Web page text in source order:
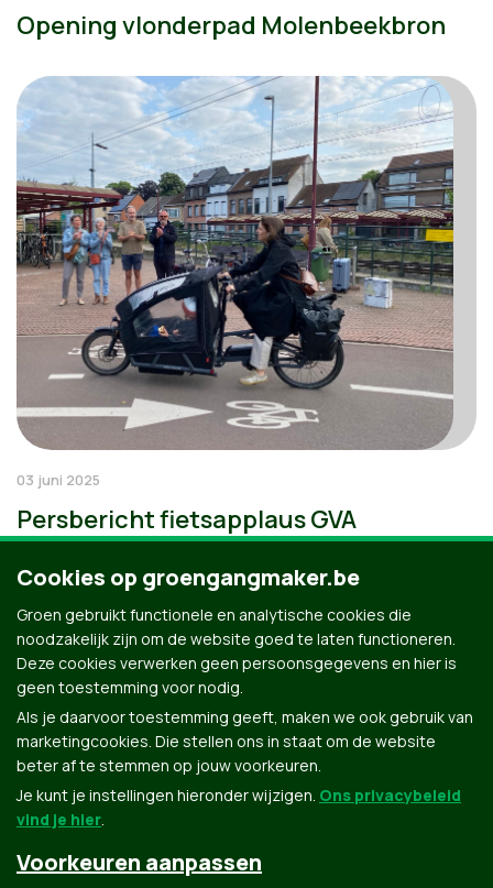
Opening vlonderpad Molenbeekbron
03 juni 2025
Persbericht fietsapplaus GVA
Groen.be
Cookies op groengangmaker.be
Groen gebruikt functionele en analytische cookies die
noodzakelijk zijn om de website goed te laten functioneren.
Deze cookies verwerken geen persoonsgegevens en hier is
geen toestemming voor nodig.
Als je daarvoor toestemming geeft, maken we ook gebruik van
marketingcookies. Die stellen ons in staat om de website
beter af te stemmen op jouw voorkeuren.
Je kunt je instellingen hieronder wijzigen. Ons privacybeleid
vind je hier.
Voorkeuren aanpassen